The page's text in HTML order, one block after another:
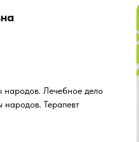
народов. Лечебное дело
Терапевт